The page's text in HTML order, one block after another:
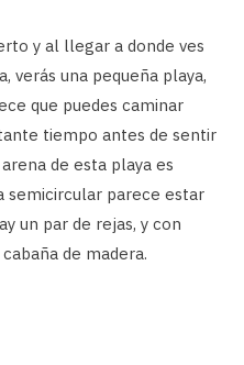
y al llegar a donde ves
verás una pequeña playa,
que puedes caminar
tiempo antes de sentir
de esta playa es
semicircular parece estar
un par de rejas, y con
de madera.